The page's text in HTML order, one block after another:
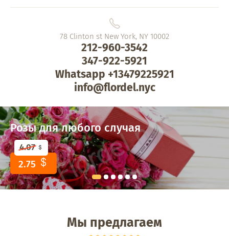
78 Clinton st New York, NY 10002
212-960-3542
347-922-5921
Whatsapp +13479225921
info@flordel.nyc
Розы для любого случая
4.07
2.75
Мы предлагаем